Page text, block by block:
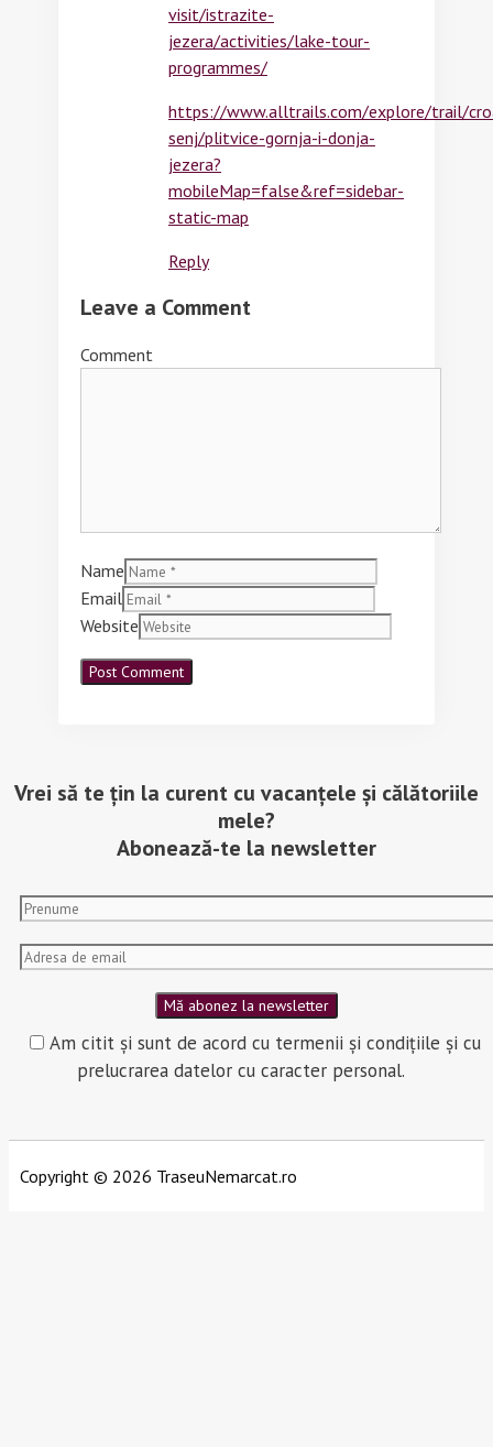
visit/istrazite-
jezera/activities/lake-tour-
programmes/
https://www.alltrails.com/explore/trail/
senj/plitvice-gornja-i-donja-
jezera?
mobileMap=false&ref=sidebar-
static-map
Reply
Leave a Comment
Comment
Name
Email
Website
Vrei să te țin la curent cu vacanțele și călătoriile
mele?
Abonează-te la newsletter
Am citit și sunt de acord cu termenii și condițiile și cu
prelucrarea datelor cu caracter personal.
Copyright © 2026 TraseuNemarcat.ro